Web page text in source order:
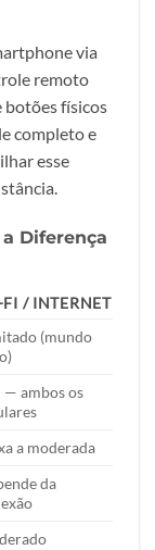
via
remoto
botões físicos
completo e
esse
Diferença
/ INTERNET
(mundo
— ambos os
a moderada
da